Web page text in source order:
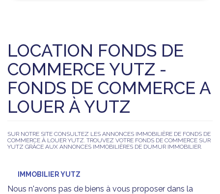
LOCATION FONDS DE
COMMERCE YUTZ -
FONDS DE COMMERCE A
LOUER À YUTZ
SUR NOTRE SITE CONSULTEZ LES ANNONCES IMMOBILIÈRE DE FONDS DE
COMMERCE À LOUER YUTZ. TROUVEZ VOTRE FONDS DE COMMERCE SUR
YUTZ GRÂCE AUX ANNONCES IMMOBILIÈRES DE DUMUR IMMOBILIER.
IMMOBILIER YUTZ
Nous n'avons pas de biens à vous proposer dans la